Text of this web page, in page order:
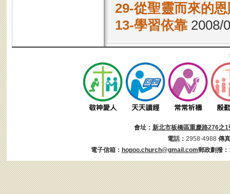
29-從聖靈而來的
13-學習依靠2008/
會址： 新北市板橋區重慶路276之1
電話： 2958-4988 傳
電子信箱： hopoo.church@gmail.com郵政劃撥：